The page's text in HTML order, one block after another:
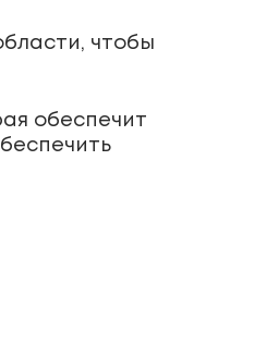
чтобы
обеспечит